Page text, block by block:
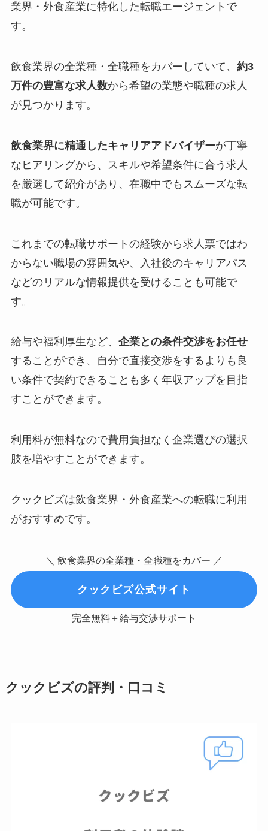
業界・外食産業に特化した転職エージェントで
す。
飲食業界の全業種・全職種をカバーしていて、 約3
万件の豊富な求人数から希望の業態や職種の求人
が見つかります。
飲食業界に精通したキャリアアドバイザーが丁寧
なヒアリングから、スキルや希望条件に合う求人
を厳選して紹介があり、在職中でもスムーズな転
職が可能です。
これまでの転職サポートの経験から求人票ではわ
からない職場の雰囲気や、入社後のキャリアパス
などのリアルな情報提供を受けることも可能で
す。
給与や福利厚生など、 企業との条件交渉をお任せ
することができ、自分で直接交渉をするよりも良
い条件で契約できることも多く年収アップを目指
すことができます。
利用料が無料なので費用負担なく企業選びの選択
肢を増やすことができます。
クックビズは飲食業界・外食産業への転職に利用
がおすすめです。
＼ 飲食業界の全業種・全職種をカバー ／
クックビズ公式サイト
完全無料＋給与交渉サポート
クックビズの評判・口コミ